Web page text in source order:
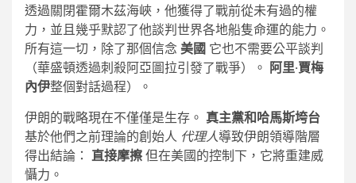
透過關閉霍爾木茲海峽，他獲得了戰前從未有過的權
力，並且幾乎默認了他談判世界各地船隻命運的能力。
所有這一切，除了那個信念 美國 它也不需要公平談判
（華盛頓透過刺殺阿亞圖拉引發了戰爭）。
阿里·賈梅
內伊整個對話過程）。
伊朗的戰略現在不僅僅是生存。 真主黨和哈馬斯垮台
基於他們之前理論的創始人 代理人導致伊朗領導階層
得出結論： 直接摩擦 但在美國的控制下，它將重建威
懾力。